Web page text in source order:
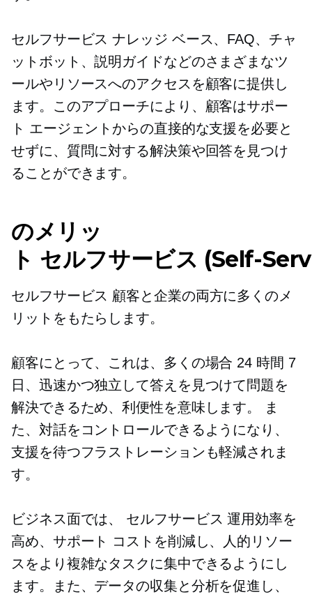
セルフサービス ナレッジ ベース、FAQ、チャ
ットボット、説明ガイドなどのさまざまなツ
ールやリソースへのアクセスを顧客に提供し
ます。このアプローチにより、顧客はサポー
ト エージェントからの直接的な支援を必要と
せずに、質問に対する解決策や回答を見つけ
ることができます。
のメリッ
ト セルフサービス (Self-
セルフサービス 顧客と企業の両方に多くのメ
リットをもたらします。
顧客にとって、これは、多くの場合 24 時間 7
日、迅速かつ独立して答えを見つけて問題を
解決できるため、利便性を意味します。 ま
た、対話をコントロールできるようになり、
支援を待つフラストレーションも軽減されま
す。
ビジネス面では、 セルフサービス 運用効率を
高め、サポート コストを削減し、人的リソー
スをより複雑なタスクに集中できるようにし
ます。また、データの収集と分析を促進し、